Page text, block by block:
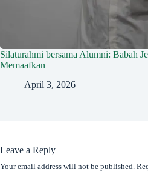
Silaturahmi bersama Alumni: Babah
Memaafkan
April 3, 2026
Leave a Reply
Your email address will not be published.